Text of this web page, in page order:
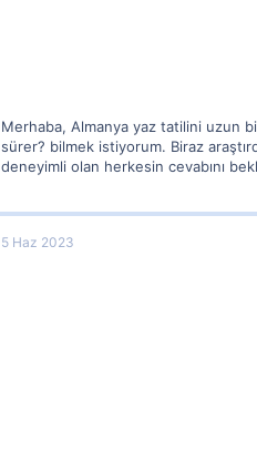
Merhaba, Almanya yaz tatilini uzun
sürer? bilmek istiyorum. Biraz
deneyimli olan herkesin cevabını
5 Haz 2023